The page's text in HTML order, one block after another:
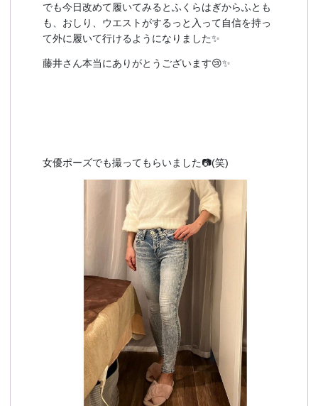
でも今日改めて履いてみるとふくらはぎからふとも
も、おしり、ウエストがするっと入って自信を持っ
て外に履いて行けるようになりました✨
藤井さん本当にありがとうございます😢✨
女優ポーズでも撮ってもらいました📷(笑)